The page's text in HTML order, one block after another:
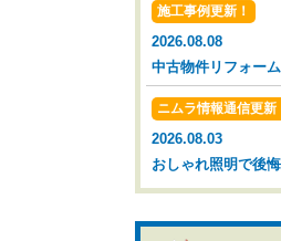
施工事例更新！
2026.08.08
中古物件リフォー
ニムラ情報通信更新
2026.08.03